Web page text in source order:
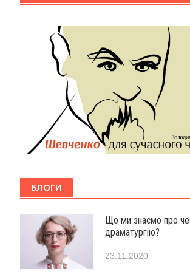
БЛОГИ
Що ми знаємо про
драматургію?
23.11.2020